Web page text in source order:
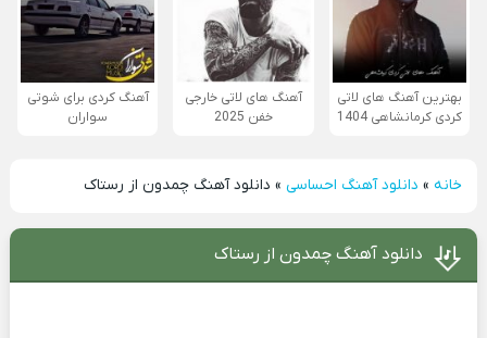
بهترین آهنگ های لاتی
کردی کرمانشاهی 1404
آهنگ های لاتی خارجی
خفن 2025
آهنگ کردی برای شوتی
سواران
خانه» دانلود آهنگ احساسی» دانلود آهنگ چمدون از رستاک
دانلود آهنگ چمدون از رستاک